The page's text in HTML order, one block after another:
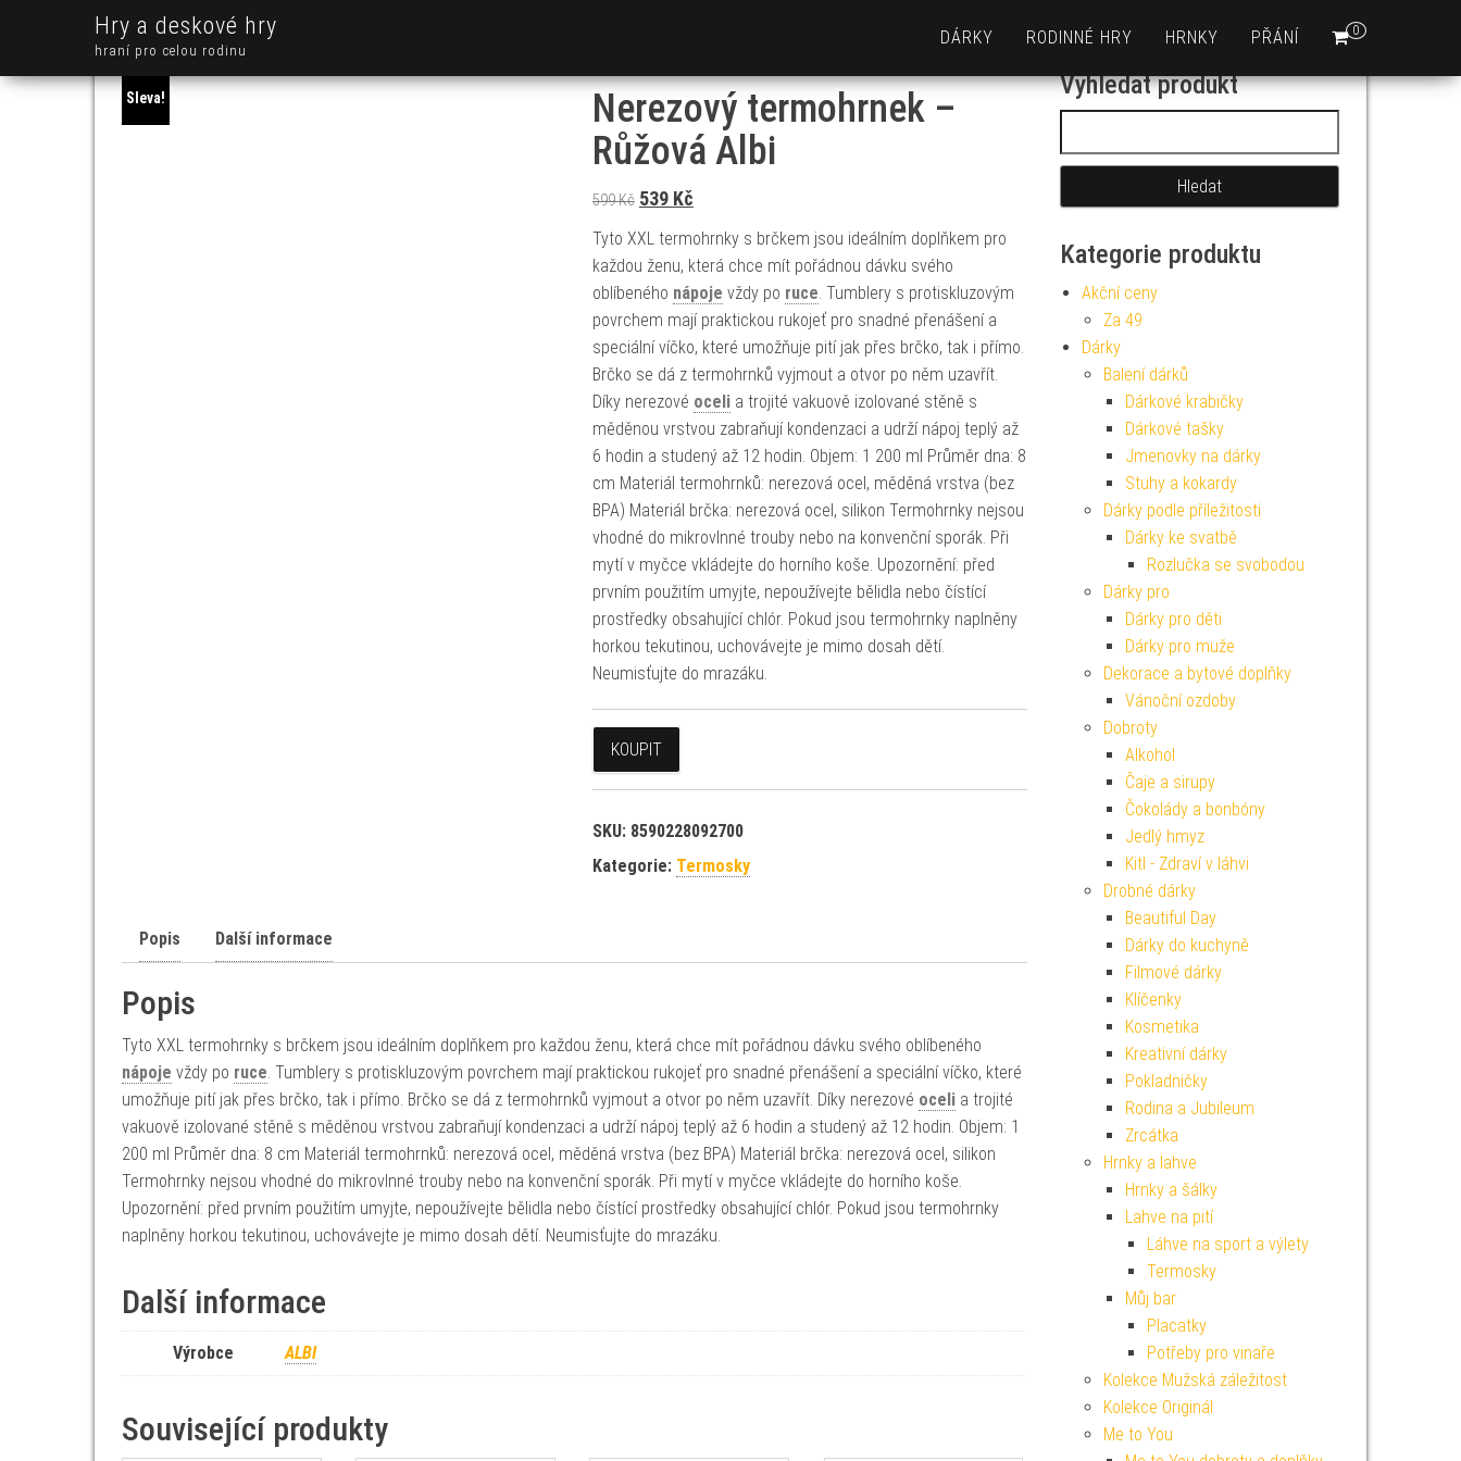
Hry a deskové hry
hraní pro celou rodinu
0
DÁRKY RODINNÉ HRY HRNKY PŘÁNÍ
Sleva!
Nerezový termohrnek –
Růžová Albi
599Kč Původní cena byla: 599 Kč.
539 KčAktuální cena je: 539 Kč.
Tyto XXL termohrnky s brčkem jsou ideálním doplňkem pro
každou ženu, která chce mít pořádnou dávku svého
oblíbeného nápoje vždy po ruce. Tumblery s protiskluzovým
povrchem mají praktickou rukojeť pro snadné přenášení a
speciální víčko, které umožňuje pití jak přes brčko, tak i přímo.
Brčko se dá z termohrnků vyjmout a otvor po něm uzavřít.
Díky nerezové ocelia trojité vakuově izolované stěně s
měděnou vrstvou zabraňují kondenzaci a udrží nápoj teplý až
6 hodin a studený až 12 hodin. Objem: 1 200 ml Průměr dna: 8
cm Materiál termohrnků: nerezová ocel, měděná vrstva (bez
BPA) Materiál brčka: nerezová ocel, silikon Termohrnky nejsou
vhodné do mikrovlnné trouby nebo na konvenční sporák. Při
mytí v myčce vkládejte do horního koše. Upozornění: před
prvním použitím umyjte, nepoužívejte bělidla nebo čístící
prostředky obsahující chlór. Pokud jsou termohrnky naplněny
horkou tekutinou, uchovávejte je mimo dosah dětí.
Neumisťujte do mrazáku.
KOUPIT
SKU: 8590228092700
Kategorie: Termosky
Popis Další informace
Popis
Tyto XXL termohrnky s brčkem jsou ideálním doplňkem pro každou ženu, která chce mít pořádnou dávku svého oblíbeného
nápoje vždy po ruce. Tumblery s protiskluzovým povrchem mají praktickou rukojeť pro snadné přenášení a speciální víčko, které
umožňuje pití jak přes brčko, tak i přímo. Brčko se dá z termohrnků vyjmout a otvor po něm uzavřít. Díky nerezové oceli a trojité
vakuově izolované stěně s měděnou vrstvou zabraňují kondenzaci a udrží nápoj teplý až 6 hodin a studený až 12 hodin. Objem: 1
200 ml Průměr dna: 8 cm Materiál termohrnků: nerezová ocel, měděná vrstva (bez BPA) Materiál brčka: nerezová ocel, silikon
Termohrnky nejsou vhodné do mikrovlnné trouby nebo na konvenční sporák. Při mytí v myčce vkládejte do horního koše.
Upozornění: před prvním použitím umyjte, nepoužívejte bělidla nebo čístící prostředky obsahující chlór. Pokud jsou termohrnky
naplněny horkou tekutinou, uchovávejte je mimo dosah dětí. Neumisťujte do mrazáku.
Další informace
Výrobce ALBI
Související produkty
Vyhledat produkt
Kategorie produktu
Akční ceny
Za 49
Dárky
Balení dárků
Dárkové krabičky
Dárkové tašky
Jmenovky na dárky
Stuhy a kokardy
Dárky podle příležitosti
Dárky ke svatbě
Rozlučka se svobodou
Dárky pro
Dárky pro děti
Dárky pro muže
Dekorace a bytové doplňky
Vánoční ozdoby
Dobroty
Alkohol
Čaje a sirupy
Čokolády a bonbóny
Jedlý hmyz
Kitl - Zdraví v láhvi
Drobné dárky
Beautiful Day
Dárky do kuchyně
Filmové dárky
Klíčenky
Kosmetika
Kreativní dárky
Pokladničky
Rodina a Jubileum
Zrcátka
Hrnky a lahve
Hrnky a šálky
Lahve na pití
Láhve na sport a výlety
Termosky
Můj bar
Placatky
Potřeby pro vinaře
Kolekce Mužská záležitost
Kolekce Originál
Me to You